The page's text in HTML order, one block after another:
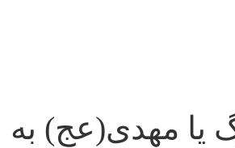
یا مهدی(عج) به